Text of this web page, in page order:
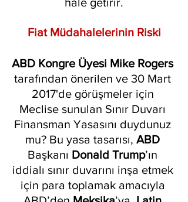
Fiat Müdahalelerinin Riski
ABD Kongre Üyesi Mike Rogers
tarafından önerilen ve 30 Mart
2017'de görüşmeler için
Meclise sunulan Sınır Duvarı
Finansman Yasasını duydunuz
mu? Bu yasa tasarısı, ABD
Başkanı Donald Trump’ın
iddialı sınır duvarını inşa etmek
için para toplamak amacıyla